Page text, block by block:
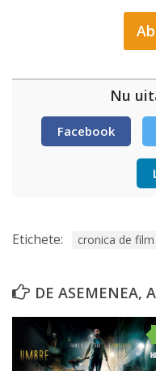
Nu
Facebook
Etichete: cronica de film
DE ASEMENEA,